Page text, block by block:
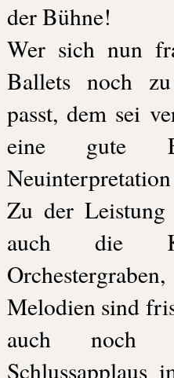
der Bühne!
Wer sich nun
Ballets noch
passt, dem sei
eine gute
Zu der Leistung
auch die
Melodien sind
auch noch